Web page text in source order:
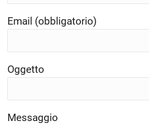
Email (obbligatorio)
Oggetto
Messaggio